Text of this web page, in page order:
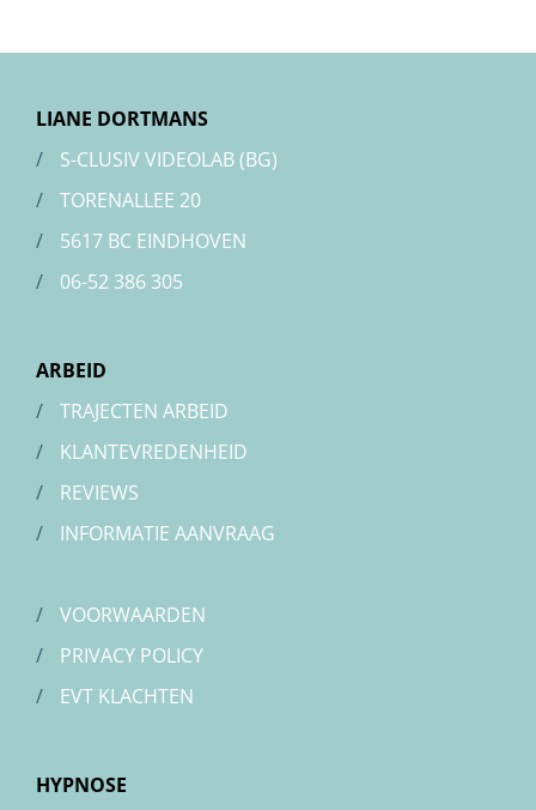
LIANE DORTMANS
/
S-CLUSIV VIDEOLAB (BG)
/
TORENALLEE 20
/
5617 BC EINDHOVEN
/
06-52 386 305
ARBEID
/
TRAJECTEN ARBEID
/
KLANTEVREDENHEID
/
REVIEWS
/
INFORMATIE AANVRAAG
/
VOORWAARDEN
/
PRIVACY POLICY
/
EVT KLACHTEN
HYPNOSE